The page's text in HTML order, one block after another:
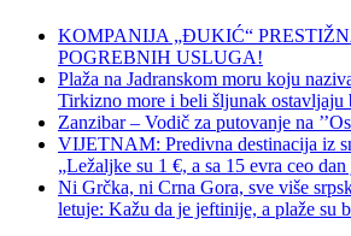
KOMPANIJA „ĐUKIĆ“
POGREBNIH USLUGA!
Plaža na Jadranskom moru koju
Tirkizno more i beli šljunak ostavljaju
Zanzibar – Vodič za putovanje na
VIJETNAM: Predivna destinacija iz
„Ležaljke su 1 €, a sa 15 evra ceo
Ni Grčka, ni Crna Gora, sve više
letuje: Kažu da je jeftinije, a plaže su